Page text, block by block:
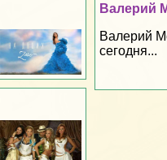
Валерий
Валерий
сегодня...